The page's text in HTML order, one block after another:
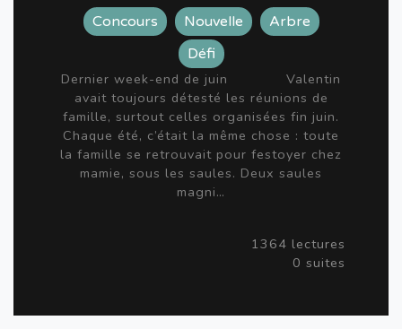
Concours Nouvelle
Arbre
Défi
Dernier week-end de juin Valentin
avait toujours détesté les réunions de
famille, surtout celles organisées fin juin.
Chaque été, c’était la même chose : toute
la famille se retrouvait pour festoyer chez
mamie, sous les saules. Deux saules
magni…
1364 lectures
0 suites